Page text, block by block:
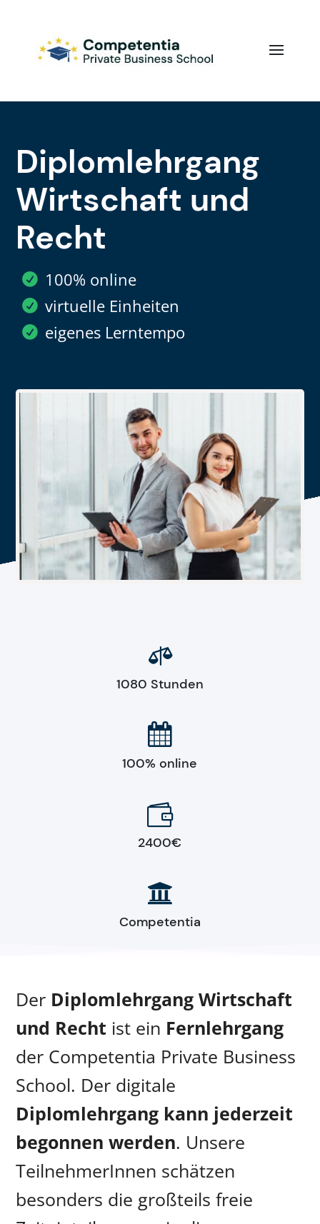
Diplomlehrgang
Wirtschaft und
Recht
100% online
virtuelle Einheiten
eigenes Lerntempo

1080 Stunden

100% online

2400€

Competentia
Der Diplomlehrgang Wirtschaft
und Recht ist ein Fernlehrgang
der Competentia Private Business
School. Der digitale
Diplomlehrgang kann jederzeit
begonnen werden. Unsere
TeilnehmerInnen schätzen
besonders die großteils freie